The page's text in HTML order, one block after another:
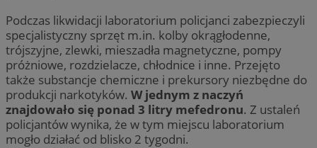
Podczas likwidacji laboratorium policjanci zabezpieczyli
specjalistyczny sprzęt m.in. kolby okrągłodenne,
trójszyjne, zlewki, mieszadła magnetyczne, pompy
próżniowe, rozdzielacze, chłodnice i inne. Przejęto
także substancje chemiczne i prekursory niezbędne do
produkcji narkotyków. W jednym z naczyń
znajdowało się ponad 3 litry mefedronu. Z ustaleń
policjantów wynika, że w tym miejscu laboratorium
mogło działać od blisko 2 tygodni.